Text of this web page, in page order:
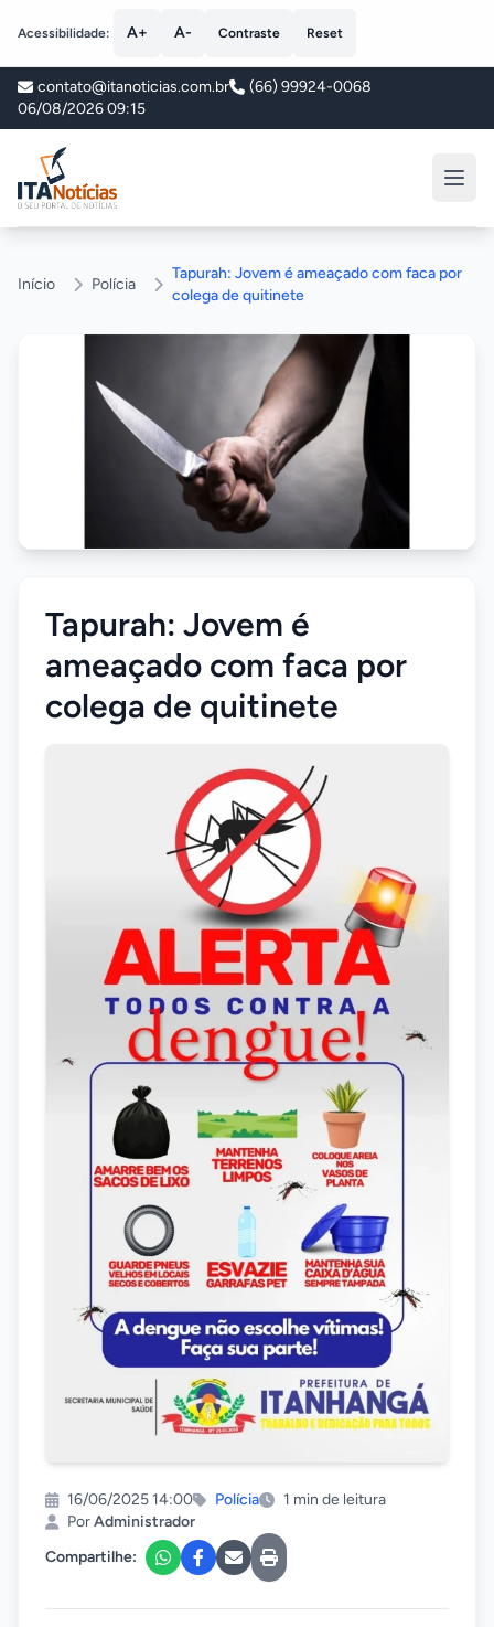
Acessibilidade: A+ A- Contraste Reset
contato@itanoticias.com.br
(66) 99924-0068
06/08/2026 09:15
ITA Notícias
Início Polícia
Tapurah: Jovem é ameaçado com faca por
colega de quitinete
Tapurah: Jovem é
ameaçado com faca por
colega de quitinete
16/06/2025 14:00 Polícia
1 min de leitura
PorAdministrador
Compartilhe: